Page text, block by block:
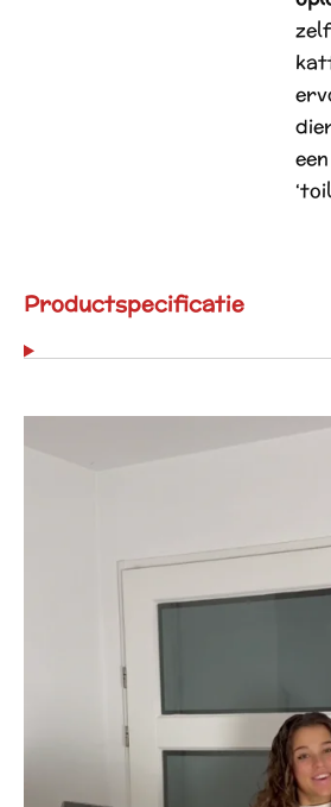
Productspecificatie